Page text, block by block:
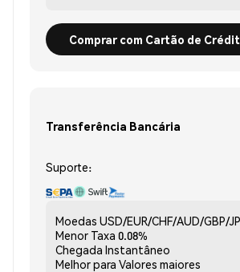
Comprar com Cartão de
Transferência Bancária
Suporte:
Moedas USD/EUR/CHF/AUD/GBP/
Menor Taxa 0.08%
Chegada Instantâneo
Melhor para Valores maiores